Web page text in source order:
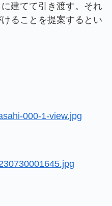
建てて引き渡す。それ
ることを提案するとい
000-1-view.jpg